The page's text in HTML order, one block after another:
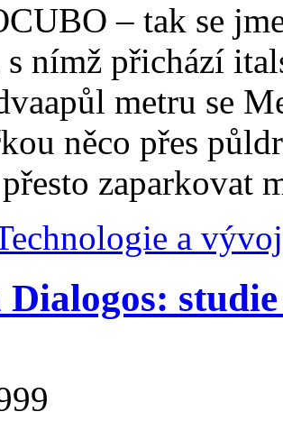
– tak se
nímž přichází
metru se
něco přes
přesto zaparkovat
a vývoj
Dialogos: